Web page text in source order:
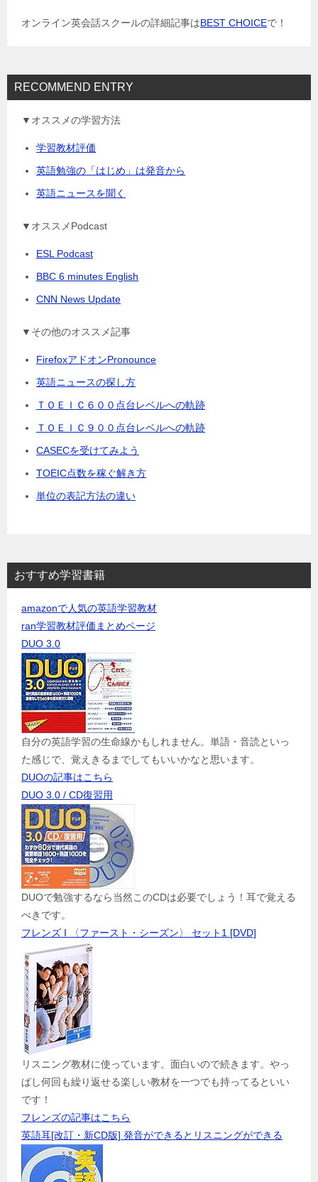
オンライン英会話スクールの詳細記事はBEST CHOICEで！
RECOMMEND ENTRY
▼オススメの学習方法
学習教材評価
英語勉強の「はじめ」は発音から
英語ニュースを聞く
▼オススメPodcast
ESL Podcast
BBC 6 minutes English
CNN News Update
▼その他のオススメ記事
FirefoxアドオンPronounce
英語ニュースの探し方
ＴＯＥＩＣ６００点台レベルへの軌跡
ＴＯＥＩＣ９００点台レベルへの軌跡
CASECを受けてみよう
TOEIC点数を稼ぐ解き方
単位の表記方法の違い
おすすめ学習書籍
amazonで人気の英語学習教材
ran学習教材評価まとめページ
DUO 3.0
自分の英語学習の生命線かもしれません。単語・音読といっ
た感じで、覚えきるまでしてもいいかなと思います。
DUOの記事はこちら
DUO 3.0 / CD復習用
DUOで勉強するなら当然このCDは必要でしょう！耳で覚える
べきです。
フレンズ I 〈ファースト・シーズン〉 セット1 [DVD]
リスニング教材に使っています。面白いので続きます。やっ
ぱし何回も繰り返せる楽しい教材を一つでも持ってるといい
です！
フレンズの記事はこちら
英語耳[改訂・新CD版] 発音ができるとリスニングができる